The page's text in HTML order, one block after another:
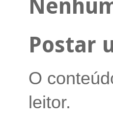
Postar
O
leitor.